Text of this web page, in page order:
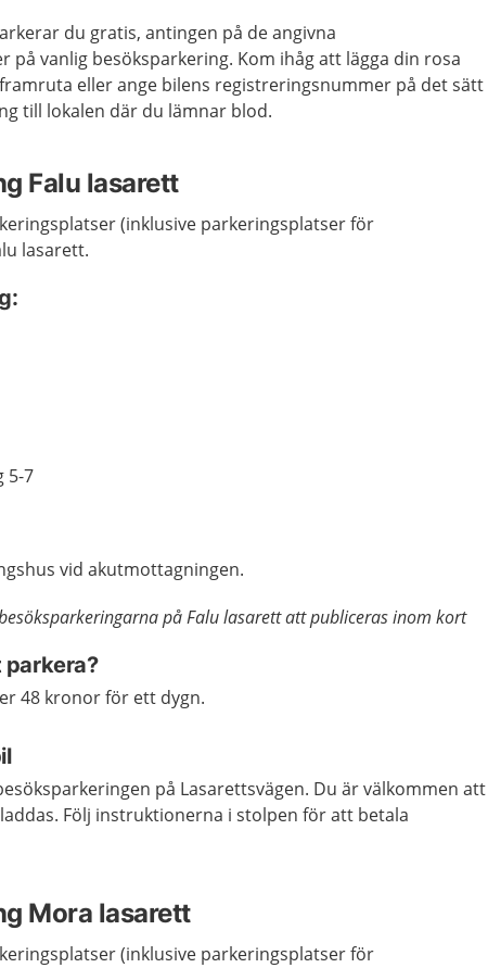
du gratis, antingen på de angivna
på vanlig besöksparkering. Kom ihåg att lägga din rosa
eller ange bilens registreringsnummer på det sätt
till lokalen där du lämnar blod.
Falu lasarett
(inklusive parkeringsplatser för
lasarett.
5-7
vid akutmottagningen.
på Falu lasarett att publiceras inom kort
48 kronor för ett dygn.
på Lasarettsvägen. Du är välkommen att
Följ instruktionerna i stolpen för att betala
Mora lasarett
(inklusive parkeringsplatser för